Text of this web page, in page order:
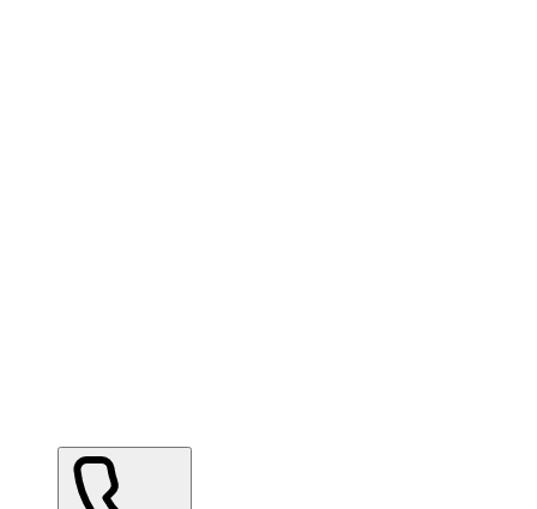
Wow Boxbajo consulta